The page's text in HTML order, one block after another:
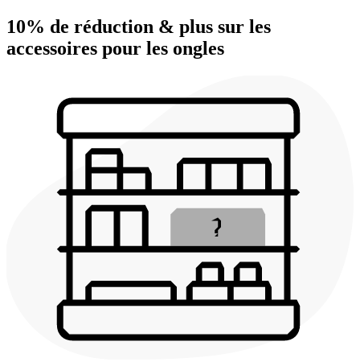
10% de réduction & plus sur les
accessoires pour les ongles